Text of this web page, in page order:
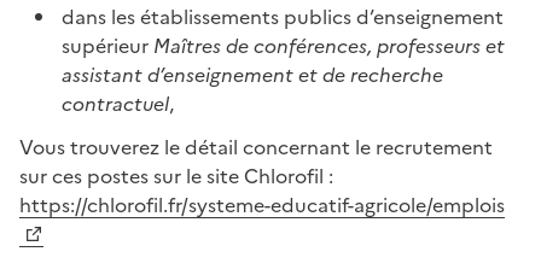
dans les établissements publics d’enseignement
supérieur Maîtres de conférences, professeurs et
assistant d’enseignement et de recherche
contractuel,
Vous trouverez le détail concernant le recrutement
sur ces postes sur le site Chlorofil :
https://chlorofil.fr/systeme-educatif-agricole/emplois